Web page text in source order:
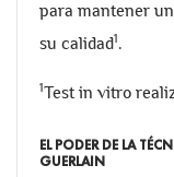
para mantener
su calidad1.
1Test in vitro
EL PODER DE LA
GUERLAIN